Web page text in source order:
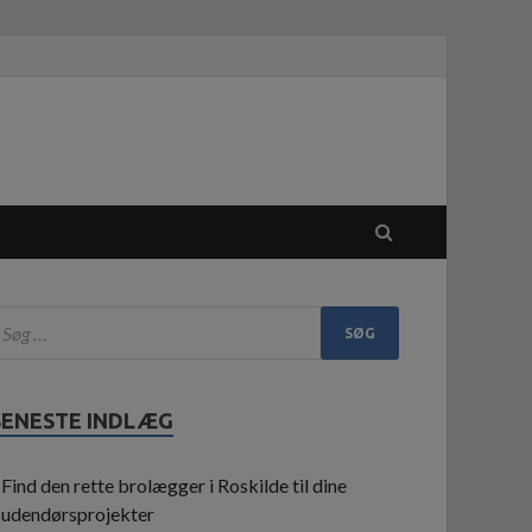
INDLÆG
Find den rette brolægger i Roskilde til dine
udendørsprojekter